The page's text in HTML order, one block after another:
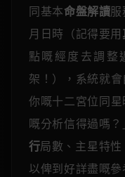
同基本命盤解讀
月日時（記得要用
點嘅經度去調整
架！），系統就
你嘅十二宮位同
嘅分析信得過嗎
行局數、主星特
以俾到好詳盡嘅